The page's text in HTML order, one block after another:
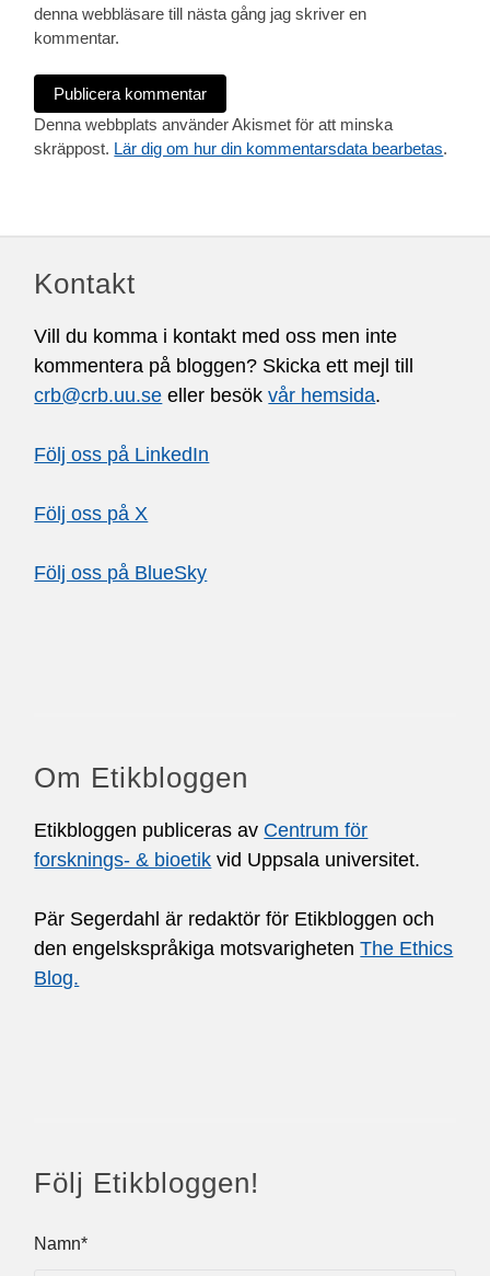
denna webbläsare till nästa gång jag skriver en
kommentar.
Denna webbplats använder Akismet för att minska
skräppost. Lär dig om hur din kommentarsdata bearbetas.
Kontakt
Vill du komma i kontakt med oss men inte
kommentera på bloggen? Skicka ett mejl till
crb@crb.uu.se eller besökvår hemsida.
Följ oss på LinkedIn
Följ oss på X
Följ oss på BlueSky
Om Etikbloggen
Etikbloggen publiceras av Centrum för
forsknings- & bioetik vid Uppsala universitet.
Pär Segerdahl är redaktör för Etikbloggen och
den engelskspråkiga motsvarighetenThe Ethics
Blog.
Följ Etikbloggen!
Namn*